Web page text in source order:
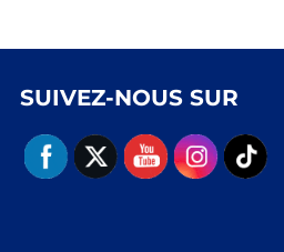
SUIVEZ-NOUS SUR